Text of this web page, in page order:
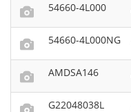
54660-4L000
54660-4L000NG
AMDSA146
G22048038L